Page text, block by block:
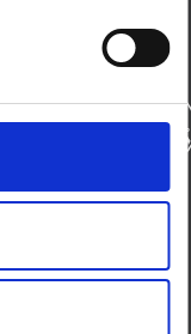
affaires